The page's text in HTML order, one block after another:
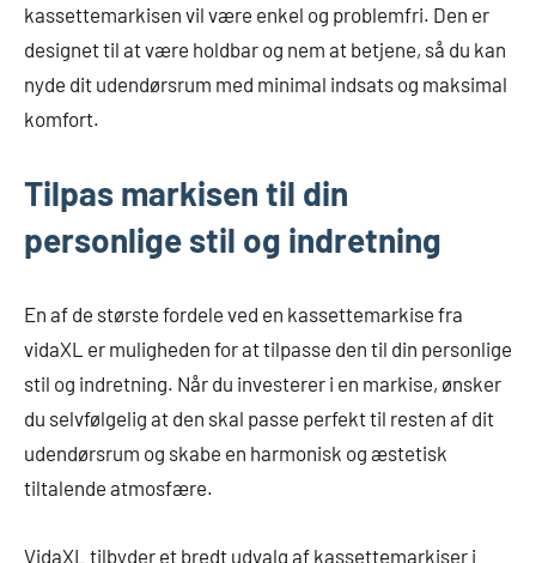
kassettemarkisen vil være enkel og problemfri. Den er
designet til at være holdbar og nem at betjene, så du kan
nyde dit udendørsrum med minimal indsats og maksimal
komfort.
Tilpas markisen til din
personlige stil og indretning
En af de største fordele ved en kassettemarkise fra
vidaXL er muligheden for at tilpasse den til din personlige
stil og indretning. Når du investerer i en markise, ønsker
du selvfølgelig at den skal passe perfekt til resten af dit
udendørsrum og skabe en harmonisk og æstetisk
tiltalende atmosfære.
VidaXL tilbyder et bredt udvalg af kassettemarkiser i